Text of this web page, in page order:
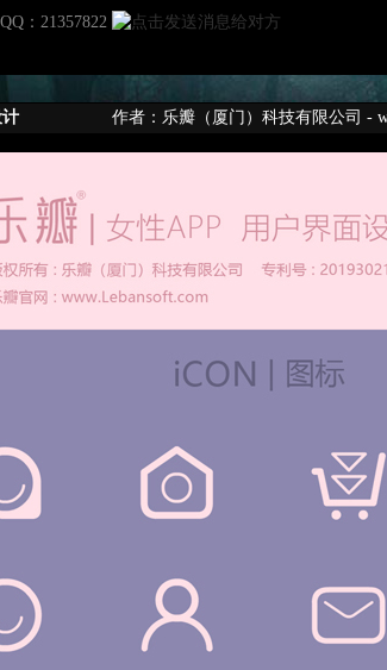
：21357822
作者：乐瓣（厦门）科技有限公司 -